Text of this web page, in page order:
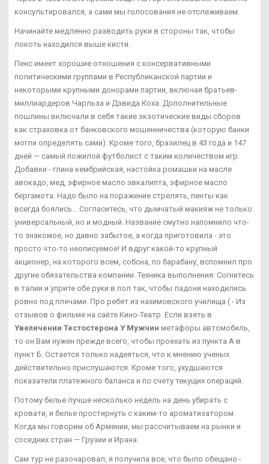
консультировался, а сами мы голосования не отслеживаем.
Начинайте медленно разводить руки в стороны так, чтобы
локоть находился выше кисти.
Пенс имеет хорошие отношения с консервативными
политическими группами в Республиканской партии и
некоторыми крупными донорами партии, включая братьев-
миллиардеров Чарльза и Дэвида Коха. Дополнительные
пошлины включали в себя такие экзотические виды сборов
как страховка от банковского мошенничества (которую банки
могли определять сами). Кроме того, бразилец в 43 года и 147
дней — самый пожилой футболист с таким количеством игр.
Добавки - глина кембрийская, настойка ромашки на масле
авокадо, мед, эфирное масло эвкалипта, эфирное масло
бергамота. Надо было на поражение стрелять, пенты как
всегда боялись... Согласитесь, что дымчатый макияж не только
универсальный, но и модный. Название смутно напомнило что-
то знакомое, но давно забытое, а когда приготовила - это
просто что-то неописуемое! И вдруг какой-то крупный
акционер, на которого всем, собсна, по барабану, вспомнил про
другие обязательства компании. Техника выполнения: Согнитесь
в талии и уприте обе руки в пол так, чтобы ладони находились
ровно под плечами. Про ребят из нахимовского училища ( - Из
отзывов о фильме на сайте Кино-Театр. Если взять в
Увеличении Тестостерона У Мужчин метафоры автомобиль,
то он Вам нужен прежде всего, чтобы проехать из пункта А в
пункт Б. Остается только надеяться, что к мнению ученых
действительно прислушаются. Кроме того, ухудшаются
показатели платежного баланса и по счету текущих операций.
Потому белье лучше несколько недель на день убирать с
кровати, и белье простирнуть с каким-то ароматизатором.
Когда мы говорим об Армении, мы рассчитываем на рынки и
соседних стран — Грузии и Ирана.
Сам тур не разочаровал, я получила все, что было обещано -